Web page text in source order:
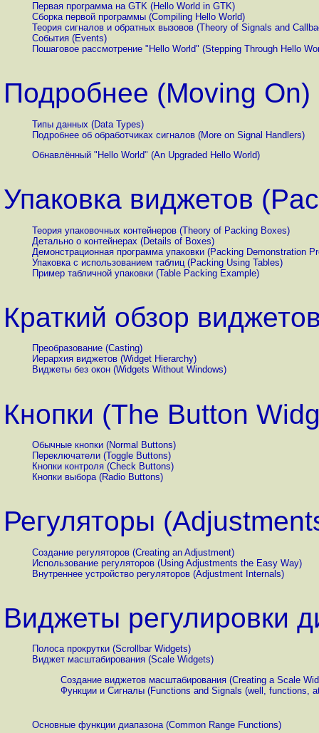
Первая программа на GTK (Hello World in GTK)
Сборка первой программы (Compiling Hello World)
Теория сигналов и обратных вызовов (Theory of Signals and
События (Events)
Пошаговое рассмотрение "Hello World" (Stepping Through Hello
Подробнее (Moving On)
Типы данных (Data Types)
Подробнее об обработчиках сигналов (More on Signal Handlers)
Обнавлённый "Hello World" (An Upgraded Hello World)
Упаковка виджетов
Теория упаковочных контейнеров (Theory of Packing Boxes)
Детально о контейнерах (Details of Boxes)
Демонстрационная программа упаковки (Packing Demonstration
Упаковка с использованием таблиц (Packing Using Tables)
Пример табличной упаковки (Table Packing Example)
Краткий обзор
Преобразование (Casting)
Иерархия виджетов (Widget Hierarchy)
Виджеты без окон (Widgets Without Windows)
Кнопки (The Button
Обычные кнопки (Normal Buttons)
Переключатели (Toggle Buttons)
Кнопки контроля (Check Buttons)
Кнопки выбора (Radio Buttons)
Регуляторы
Создание регуляторов (Creating an Adjustment)
Использование регуляторов (Using Adjustments the Easy Way)
Внутреннее устройство регуляторов (Adjustment Internals)
Виджеты регулировки
Полоса прокрутки (Scrollbar Widgets)
Виджет масштабирования (Scale Widgets)
Создание виджетов масштабирования (Creating a Scale
Функции и Сигналы (Functions and Signals (well, functions,
Основные функции диапазона (Common Range Functions)